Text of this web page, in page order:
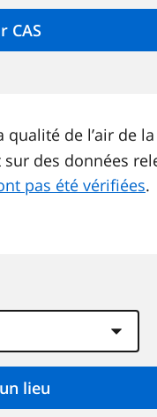
qualité de l’air de la
des données
pas été vérifiées.